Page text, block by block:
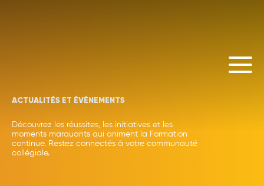
ACTUALITÉS ET ÉVÉNEMENTS
Découvrez les réussites, les initiatives et les
moments marquants qui animent la Formation
continue. Restez connectés à votre communauté
collégiale.